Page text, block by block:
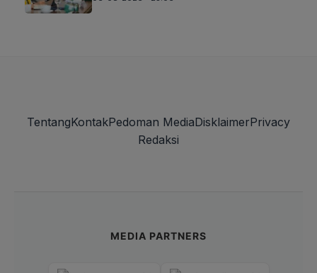
TentangKontakPedoman MediaDisklaimerPrivacy
Redaksi
MEDIA PARTNERS